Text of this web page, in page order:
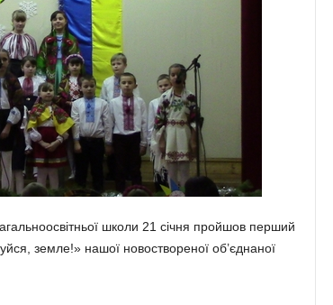
школи 21 січня пройшов перший
земле!» нашої новоствореної об’єднаної